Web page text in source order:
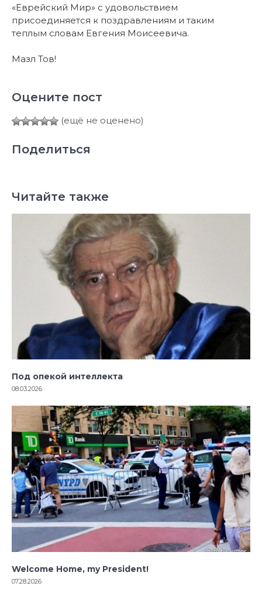
«Еврейский Мир» с удовольствием
присоединяется к поздравлениям и таким
теплым словам Евгения Моисеевича.
Мазл Тов!
Оцените пост
(ещё не оценено)
Поделиться
Читайте также
Под опекой интеллекта
08.03.2026
Welcome Home, my President!
07.28.2026